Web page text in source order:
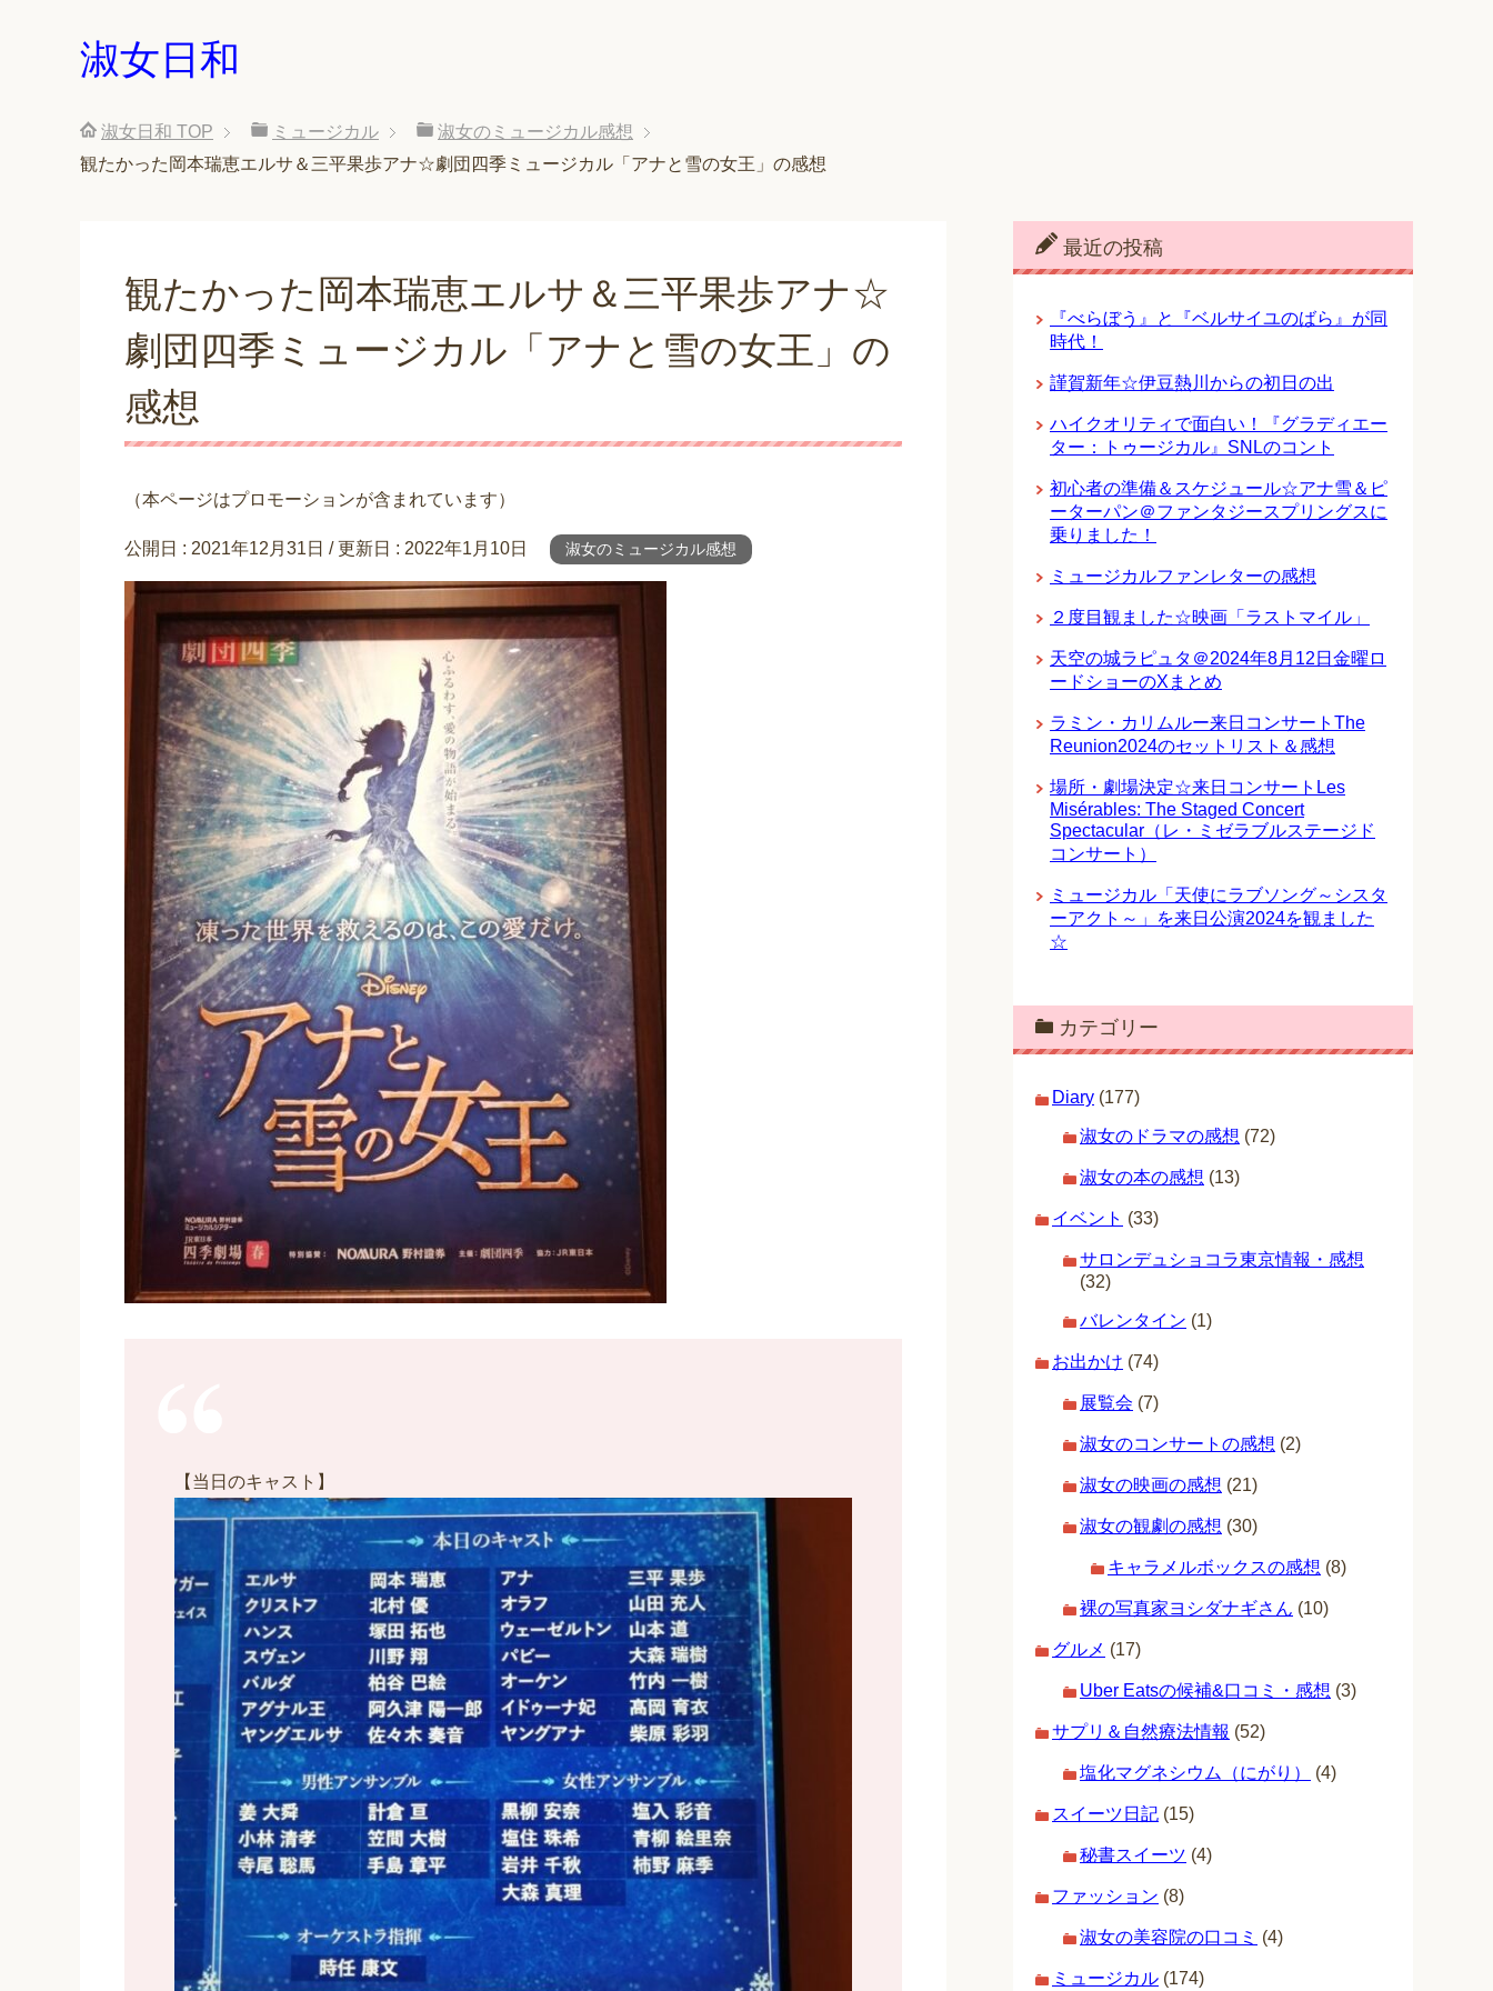
淑女日和
淑女日和 TOP ミュージカル
淑女のミュージカル感想
観たかった岡本瑞恵エルサ＆三平果歩アナ☆劇団四季ミュージカル「アナと雪の女王」の感想
観たかった岡本瑞恵エルサ＆三平果歩アナ☆
劇団四季ミュージカル「アナと雪の女王」の
感想
（本ページはプロモーションが含まれています）
公開日 : 2021年12月31日 / 更新日 : 2022年1月10日 淑女のミュージカル感想
【当日のキャスト】
最近の投稿
『べらぼう』と『ベルサイユのばら』が同
時代！
謹賀新年☆伊豆熱川からの初日の出
ハイクオリティで面白い！『グラディエー
ター：トゥージカル』SNLのコント
初心者の準備＆スケジュール☆アナ雪＆ピ
ーターパン＠ファンタジースプリングスに
乗りました！
ミュージカルファンレターの感想
２度目観ました☆映画「ラストマイル」
天空の城ラピュタ＠2024年8月12日金曜ロ
ードショーのXまとめ
ラミン・カリムルー来日コンサートThe
Reunion2024のセットリスト＆感想
場所・劇場決定☆来日コンサートLes
Misérables: The Staged Concert
Spectacular（レ・ミゼラブルステージド
コンサート）
ミュージカル「天使にラブソング～シスタ
ーアクト～」を来日公演2024を観ました
☆
カテゴリー
Diary (177)
淑女のドラマの感想 (72)
淑女の本の感想 (13)
イベント (33)
サロンデュショコラ東京情報・感想
(32)
バレンタイン (1)
お出かけ (74)
展覧会 (7)
淑女のコンサートの感想 (2)
淑女の映画の感想 (21)
淑女の観劇の感想 (30)
キャラメルボックスの感想 (8)
裸の写真家ヨシダナギさん (10)
グルメ (17)
Uber Eatsの候補&口コミ・感想 (3)
サプリ＆自然療法情報 (52)
塩化マグネシウム（にがり） (4)
スイーツ日記 (15)
秘書スイーツ (4)
ファッション (8)
淑女の美容院の口コミ (4)
ミュージカル (174)